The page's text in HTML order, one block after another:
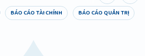
BÁO CÁO TÀI CHÍNH BÁO CÁO QUẢN TRỊ